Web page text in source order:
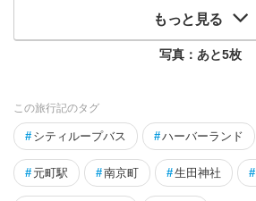
もっと見る
写真：あと5枚
この旅行記のタグ
# シティループバス #ハーバーランド
# 元町駅 #南京町 #生田神社 #